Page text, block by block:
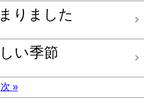
りました
い季節
次 »